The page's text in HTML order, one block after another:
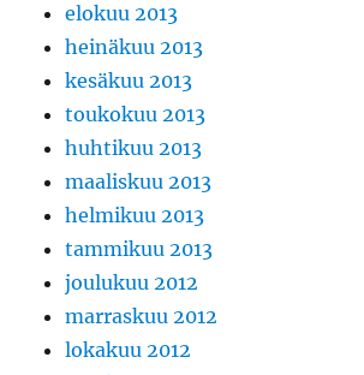
elokuu 2013
heinäkuu 2013
kesäkuu 2013
toukokuu 2013
huhtikuu 2013
maaliskuu 2013
helmikuu 2013
tammikuu 2013
joulukuu 2012
marraskuu 2012
lokakuu 2012